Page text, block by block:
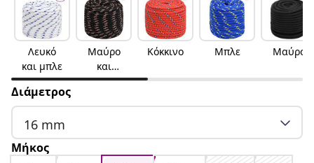
Λευκό
και μπλε
Μαύρο
και
κόκκινο
Κόκκινο Μπλε Μαύρο
Διάμετρος
16 mm
Μήκος